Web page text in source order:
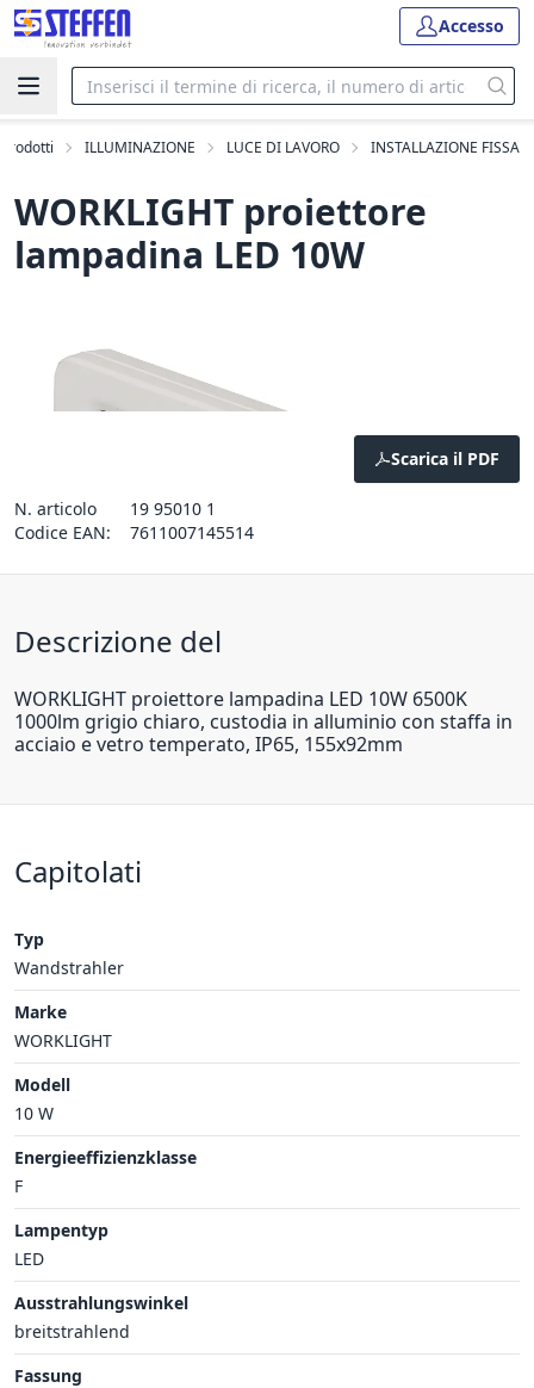
Accesso
ILLUMINAZIONE LUCE DI LAVORO INSTALLAZIONE FISSA
WORKLIGHT proiettore
lampadina LED 10W
Scarica il PDF
N. articolo
19 95010 1
Codice EAN:
7611007145514
Descrizione del
WORKLIGHT proiettore lampadina LED 10W 6500K
1000lm grigio chiaro, custodia in alluminio con staffa in
acciaio e vetro temperato, IP65, 155x92mm
Capitolati
Typ
Wandstrahler
Marke
WORKLIGHT
Modell
10 W
Energieeffizienzklasse
F
Lampentyp
LED
Ausstrahlungswinkel
breitstrahlend
Fassung